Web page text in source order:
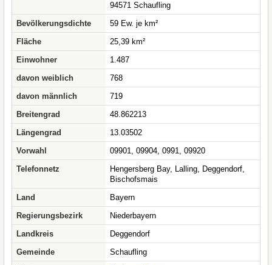
94571 Schaufling
Bevölkerungsdichte
59 Ew. je km²
Fläche
25,39 km²
Einwohner
1.487
davon weiblich
768
davon männlich
719
Breitengrad
48.862213
Längengrad
13.03502
Vorwahl
09901, 09904, 0991, 09920
Telefonnetz
Hengersberg Bay, Lalling, Deggendorf,
Bischofsmais
Land
Bayern
Regierungsbezirk
Niederbayern
Landkreis
Deggendorf
Gemeinde
Schaufling